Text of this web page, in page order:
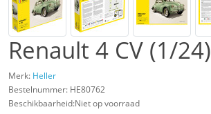
Renault 4 CV (1/24)
Merk: Heller
Bestelnummer: HE80762
Beschikbaarheid:Niet op voorraad